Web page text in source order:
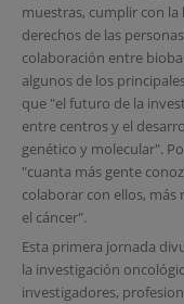
muestras, cumplir con
derechos de las
colaboración entre
algunos de los
que "el futuro de la
entre centros y el
genético y molecular".
"cuanta más gente
colaborar con ellos, más
el cáncer".
Esta primera jornada
la investigación
investigadores,